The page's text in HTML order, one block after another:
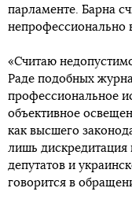
парламенте. Барна
непрофессионально
«Считаю
Раде подобных
профессиональное
объективное
как высшего
лишь
депутатов и
говорится в